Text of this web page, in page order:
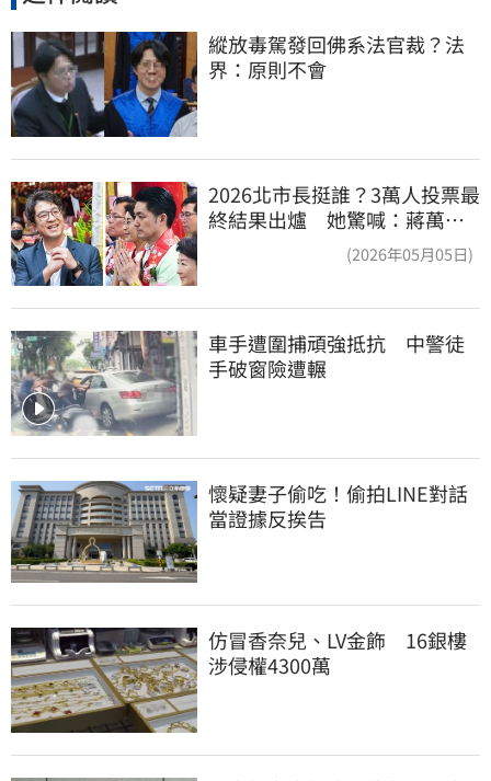
縱放毒駕發回佛系法官裁？法
界：原則不會
2026北市長挺誰？3萬人投票最
終結果出爐 她驚喊：蔣萬安
(2026年05月05日)
車手遭圍捕頑強抵抗　中警徒
手破窗險遭輾
懷疑妻子偷吃！偷拍LINE對話
當證據反挨告
仿冒香奈兒、LV金飾　16銀樓
涉侵權4300萬